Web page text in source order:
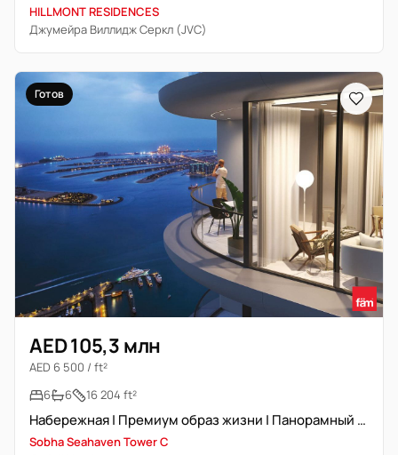
HILLMONT RESIDENCES
Джумейра Виллидж Серкл (JVC)
Готов
AED 105,3 млн
AED 6 500 / ft²
6
6 16 204 ft²
Набережная | Премиум образ жизни | Панорамный вид 360°
Sobha Seahaven Tower C